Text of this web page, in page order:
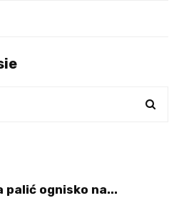
palić ognisko na...